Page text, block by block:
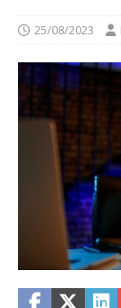
25/08/2023